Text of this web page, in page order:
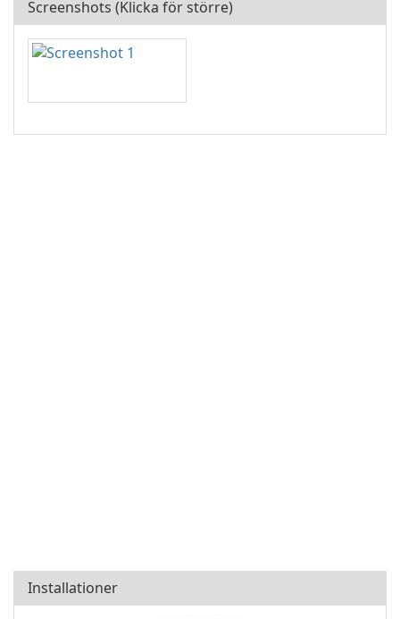
Screenshots (Klicka för större)
Installationer